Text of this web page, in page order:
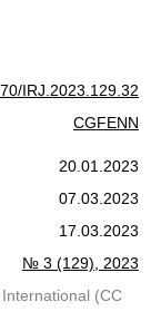
IRJ.2023.129.32
CGFENN
20.01.2023
07.03.2023
17.03.2023
№ 3 (129), 2023
(CC